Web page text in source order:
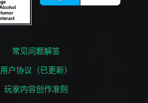
常见问题解答
用户协议（已更新）
玩家内容创作准则